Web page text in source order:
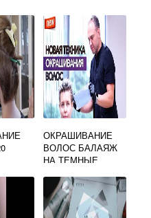
ОКРАШИВАНИЕ
ВОЛОС БАЛАЯЖ
НА ТЕМНЫЕ